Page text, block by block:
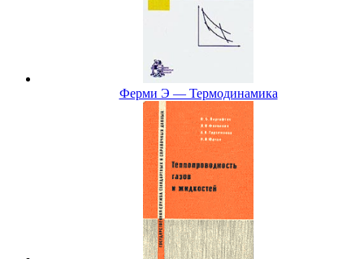
Ферми Э — Термодинамика